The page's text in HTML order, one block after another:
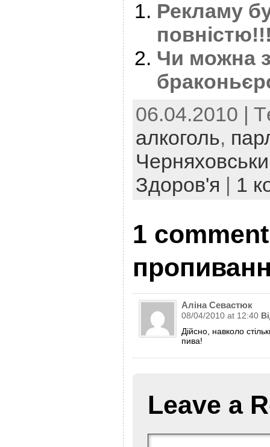
Рекламу
Чи можна
06.04.2010 |
алкоголь,
Здоров'я | 1
1
Аліна Севастюк
08/04/2010 at 12:40
Дійсно, навколо
пива!
Leave a